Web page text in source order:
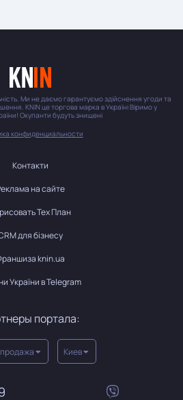
Ми не даємо гарантуємо здійснення угоди та
KNIN це торгова марка в Україні Віримо у
Окупанти будуть знищені
конфиденциальности
Контакти
на сайте
Тех План
для бізнесу
knin.ua
України в Telegram
портала:
Киев